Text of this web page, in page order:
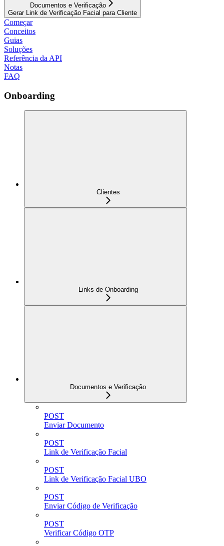
Documentos e Verificação
Gerar Link de Verificação Facial para Cliente
Começar
Conceitos
Guias
Soluções
Referência da API
Notas
FAQ
Onboarding
Clientes
Links de Onboarding
Documentos e Verificação
POST
Enviar Documento
POST
Link de Verificação Facial
POST
Link de Verificação Facial UBO
POST
Enviar Código de Verificação
POST
Verificar Código OTP